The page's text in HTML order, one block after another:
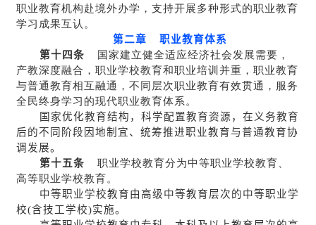
职业教育机构赴境外办学，支持开展多种形式的职业教育
学习成果互认。
第二章 职业教育体系
第十四条 国家建立健全适应经济社会发展需要，
产教深度融合，职业学校教育和职业培训并重，职业教育
与普通教育相互融通，不同层次职业教育有效贯通，服务
全民终身学习的现代职业教育体系。
国家优化教育结构，科学配置教育资源，在义务教育
后的不同阶段因地制宜、统筹推进职业教育与普通教育协
调发展。
第十五条 职业学校教育分为中等职业学校教育、
高等职业学校教育。
中等职业学校教育由高级中等教育层次的中等职业学
校(含技工学校)实施。